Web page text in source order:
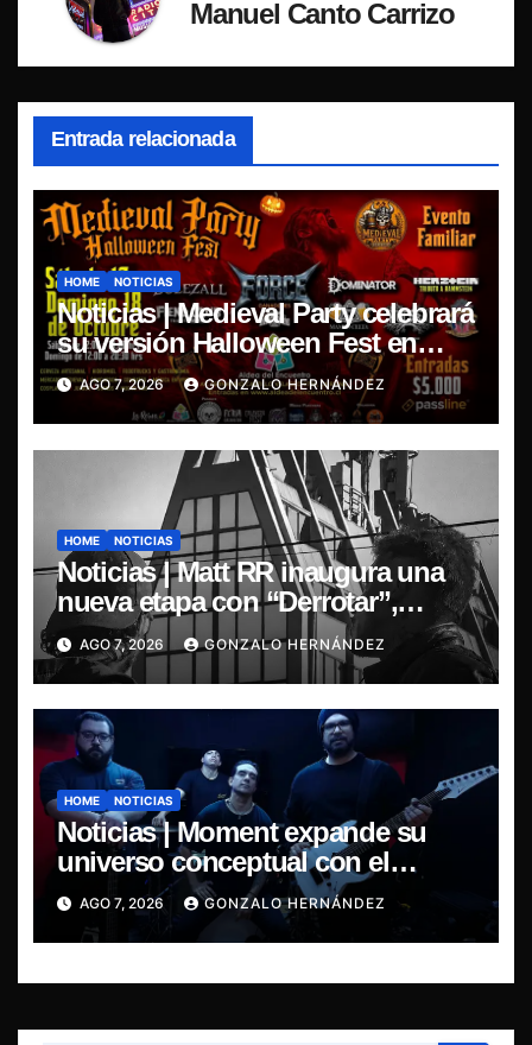
Manuel Canto Carrizo
Entrada relacionada
HOME NOTICIAS
Noticias | Medieval Party celebrará
su versión Halloween Fest en
Aldea del Encuentro
AGO 7, 2026 GONZALO HERNÁNDEZ
HOME NOTICIAS
Noticias | Matt RR inaugura una
nueva etapa con “Derrotar”,
primer adelanto de su EP
Resonancia de Umbral
AGO 7, 2026 GONZALO HERNÁNDEZ
HOME NOTICIAS
Noticias | Moment expande su
universo conceptual con el
estreno de “Poisoned Reality”
AGO 7, 2026 GONZALO HERNÁNDEZ